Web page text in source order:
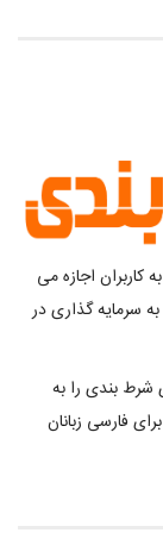
اجازه می
سرمایه گذاری در
شرط بندی را به
فارسی زبانان